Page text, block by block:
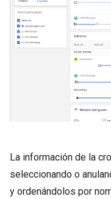
La información de la
seleccionando o
y ordenándolos por